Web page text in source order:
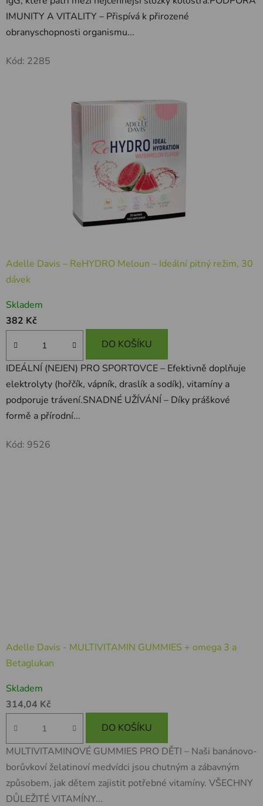
IMUNITY A VITALITY – Přispívá k přirozené
obranyschopnosti organismu...
Kód: 2285
Adelle Davis – ReHYDRO Meloun – Ideální pitný režim, 30
dávek
Skladem
382 Kč
DO KOŠÍKU
IDEÁLNÍ (NEJEN) PRO SPORTOVCE – Efektivně doplňuje
elektrolyty (hořčík, vápník, draslík a sodík), vitamíny a
podporuje trávení.SNADNÉ UŽÍVÁNÍ – Díky práškové
formě a přírodní...
Kód: 9526
Adelle Davis - MULTIVITAMIN GUMMIES + omega 3 a
Betaglukan
hodnocení
produktu
5,0
z
5
hvězdiček.
Skladem
314,04 Kč
DO KOŠÍKU
MULTIVITAMINOVÉ GUMMIES PRO DĚTI – Naši banánovo-
borůvkoví želatinoví medvídci jsou chutným a zábavným
způsobem, jak dětem zajistit potřebné vitamíny. VŠECHNY
DŮLEŽITÉ VITAMÍNY...